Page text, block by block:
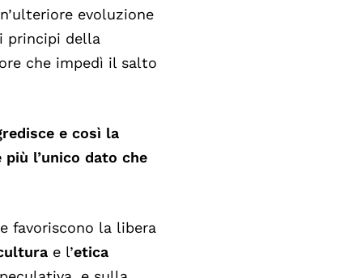
evoluzione
principi della
che impedì il salto
e così la
l’unico dato che
favoriscono la libera
e l’etica